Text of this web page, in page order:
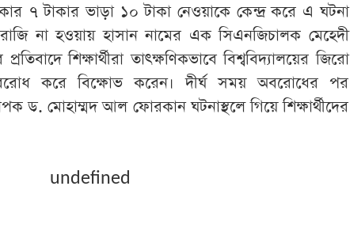
৭ টাকার ভাড়া ১০ টাকা নেওয়াকে কেন্দ্র করে এ ঘটনা
না হওয়ায় হাসান নামের এক সিএনজিচালক মেহেদী
শিক্ষার্থীরা তাৎক্ষণিকভাবে বিশ্ববিদ্যালয়ের জিরো
করে বিক্ষোভ করেন। দীর্ঘ সময় অবরোধের পর
ড. মোহাম্মদ আল ফোরকান ঘটনাস্থলে গিয়ে শিক্ষার্থীদের
undefined